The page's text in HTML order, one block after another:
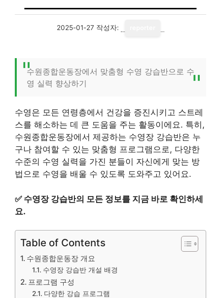
2025-01-27 작성자:
수원종합운동장에서 맞춤형 수영 강습반으로 수
영 실력 향상하기
수영은 모든 연령층에서 건강을 증진시키고 스트레
스를 해소하는 데 큰 도움을 주는 활동이에요. 특히,
수원종합운동장에서 제공하는 수영장 강습반은 누
구나 참여할 수 있는 맞춤형 프로그램으로, 다양한
수준의 수영 실력을 가진 분들이 자신에게 맞는 방
법으로 수영을 배울 수 있도록 도와주고 있어요.
✅ 수영장 강습반의 모든 정보를 지금 바로 확인하세
요.
Table of Contents
수원종합운동장 개요
수영장 강습반 개설 배경
프로그램 구성
다양한 강습 프로그램